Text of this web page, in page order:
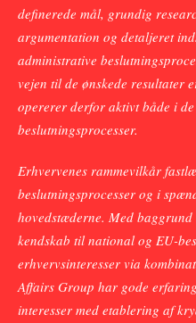
definerede mål, grundig
argumentation og detaljeret
administrative
vejen til de ønskede resultater
opererer derfor aktivt både i
beslutningsprocesser.
Erhvervenes rammevilkår
beslutningsprocesser og i
hovedstæderne. Med
kendskab til national og EU-
erhvervsinteresser via
Affairs Group har gode
interesser med etablering af